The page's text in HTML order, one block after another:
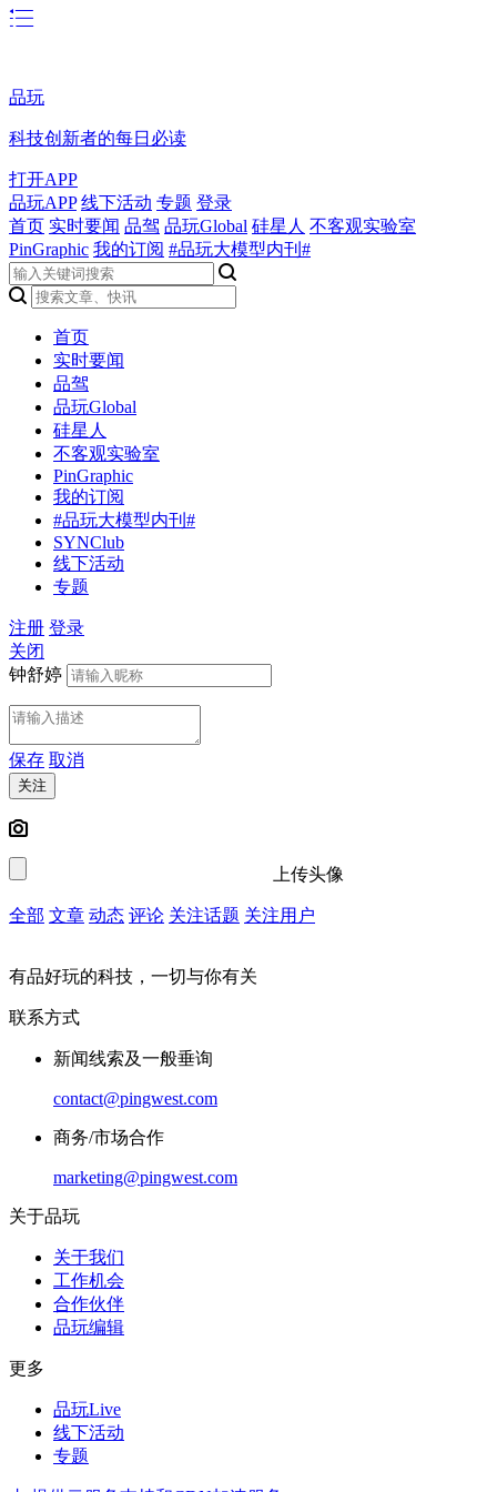
品玩
科技创新者的每日必读
打开APP
品玩APP 线下活动 专题 登录
首页 实时要闻 品驾 品玩Global 硅星人 不客观实验室
PinGraphic 我的订阅 #品玩大模型内刊#
首页
实时要闻
品驾
品玩Global
硅星人
不客观实验室
PinGraphic
我的订阅
#品玩大模型内刊#
SYNClub
线下活动
专题
注册 登录
关闭
钟舒婷
保存 取消
关注
上传头像
全部 文章 动态 评论 关注话题 关注用户
有品好玩的科技，一切与你有关
联系方式
新闻线索及一般垂询
contact@pingwest.com
商务/市场合作
marketing@pingwest.com
关于品玩
关于我们
工作机会
合作伙伴
品玩编辑
更多
品玩Live
线下活动
专题